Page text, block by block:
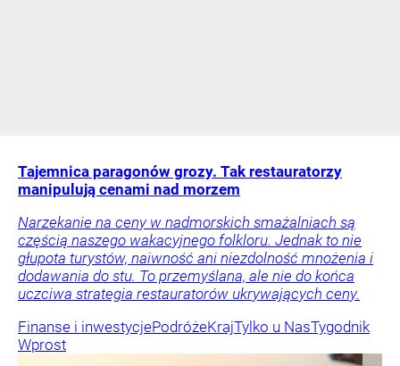
Tajemnica paragonów grozy. Tak restauratorzy
manipulują cenami nad morzem
Narzekanie na ceny w nadmorskich smażalniach są
częścią naszego wakacyjnego folkloru. Jednak to nie
głupota turystów, naiwność ani niezdolność mnożenia i
dodawania do stu. To przemyślana, ale nie do końca
uczciwa strategia restauratorów ukrywających ceny.
Finanse i inwestycjePodróżeKrajTylko u NasTygodnik
Wprost